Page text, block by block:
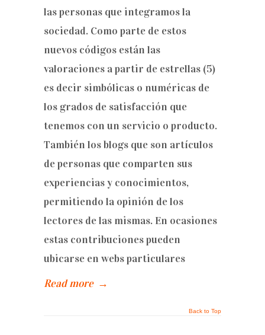
las personas que integramos la
sociedad. Como parte de estos
nuevos códigos están las
valoraciones a partir de estrellas (5)
es decir simbólicas o numéricas de
los grados de satisfacción que
tenemos con un servicio o producto.
También los blogs que son artículos
de personas que comparten sus
experiencias y conocimientos,
permitiendo la opinión de los
lectores de las mismas. En ocasiones
estas contribuciones pueden
ubicarse en webs particulares
Read more →
Back to Top